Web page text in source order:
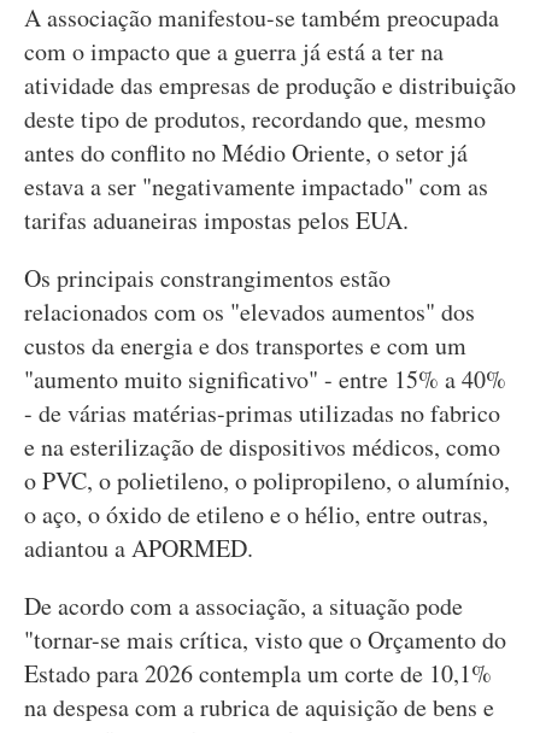
A associação manifestou-se também preocupada
com o impacto que a guerra já está a ter na
atividade das empresas de produção e distribuição
deste tipo de produtos, recordando que, mesmo
antes do conflito no Médio Oriente, o setor já
estava a ser "negativamente impactado" com as
tarifas aduaneiras impostas pelos EUA.
Os principais constrangimentos estão
relacionados com os "elevados aumentos" dos
custos da energia e dos transportes e com um
"aumento muito significativo" - entre 15% a 40%
- de várias matérias-primas utilizadas no fabrico
e na esterilização de dispositivos médicos, como
o PVC, o polietileno, o polipropileno, o alumínio,
o aço, o óxido de etileno e o hélio, entre outras,
adiantou a APORMED.
De acordo com a associação, a situação pode
"tornar-se mais crítica, visto que o Orçamento do
Estado para 2026 contempla um corte de 10,1%
na despesa com a rubrica de aquisição de bens e